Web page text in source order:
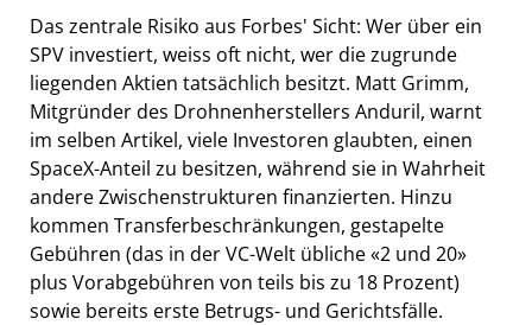
Das zentrale Risiko aus Forbes' Sicht: Wer über ein
SPV investiert, weiss oft nicht, wer die zugrunde
liegenden Aktien tatsächlich besitzt. Matt Grimm,
Mitgründer des Drohnenherstellers Anduril, warnt
im selben Artikel, viele Investoren glaubten, einen
SpaceX-Anteil zu besitzen, während sie in Wahrheit
andere Zwischenstrukturen finanzierten. Hinzu
kommen Transferbeschränkungen, gestapelte
Gebühren (das in der VC-Welt übliche «2 und 20»
plus Vorabgebühren von teils bis zu 18 Prozent)
sowie bereits erste Betrugs- und Gerichtsfälle.